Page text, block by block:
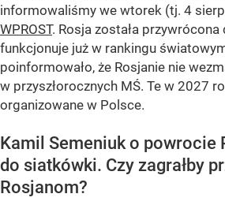
informowaliśmy we wtorek (tj. 4
WPROST. Rosja została
funkcjonuje już w rankingu
poinformowało, że Rosjanie nie
w przyszłorocznych MŚ. Te w 2027
organizowane w Polsce.
Kamil Semeniuk o powrocie
do siatkówki. Czy zagrałby
Rosjanom?